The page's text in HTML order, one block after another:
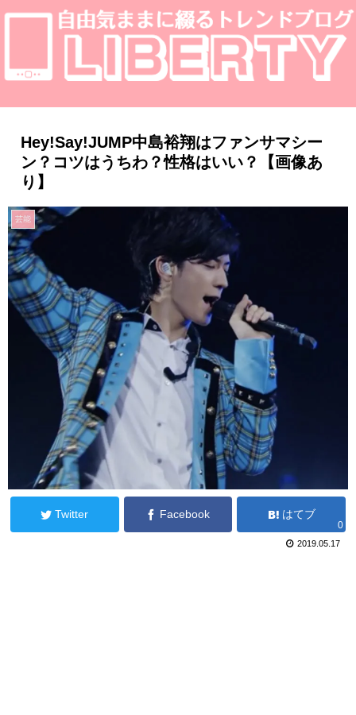
Hey!Say!JUMP中島裕翔はファンサマシー
ン？コツはうちわ？性格はいい？【画像あ
り】
芸能
Twitter Facebook はてブ
0
2019.05.17